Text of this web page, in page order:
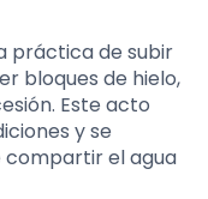
práctica de subir
bloques de hielo,
Este acto
y se
el agua